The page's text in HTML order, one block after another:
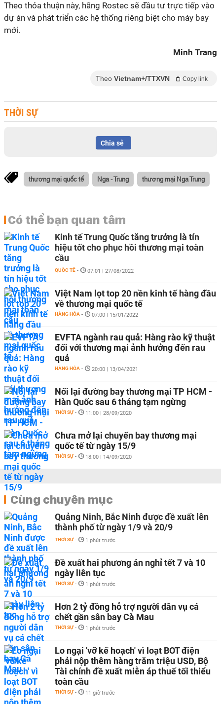
Theo thỏa thuận này, hãng Rostec sẽ đầu tư trực tiếp vào
dự án và phát triển các hệ thống riêng biệt cho máy bay
mới.
Minh Trang
Theo Vietnam+/TTXVN Copy link
THỜI SỰ
Chia sẻ
thương mại quốc tế Nga - Trung thương mại Nga Trung
Có thể bạn quan tâm
Kinh tế Trung Quốc tăng trưởng là tín
hiệu tốt cho phục hồi thương mại toàn
cầu
QUỐC TẾ - 07:01 | 27/08/2022
Việt Nam lọt top 20 nền kinh tế hàng đầu
về thương mại quốc tế
HÀNG HÓA - 07:00 | 15/01/2022
EVFTA ngành rau quả: Hàng rào kỹ thuật
đối với thương mại ảnh hưởng đến rau
quả
HÀNG HÓA - 20:00 | 13/04/2021
Nối lại đường bay thương mại TP HCM -
Hàn Quốc sau 6 tháng tạm ngừng
THỜI SỰ - 11:00 | 28/09/2020
Chưa mở lại chuyến bay thương mại
quốc tế từ ngày 15/9
THỜI SỰ - 18:00 | 14/09/2020
Cùng chuyên mục
Quảng Ninh, Bắc Ninh được đề xuất lên
thành phố từ ngày 1/9 và 20/9
THỜI SỰ - 1 phút trước
Đề xuất hai phương án nghỉ tết 7 và 10
ngày liên tục
THỜI SỰ - 1 phút trước
Hơn 2 tỷ đồng hỗ trợ người dân vụ cá
chết gần sân bay Cà Mau
THỜI SỰ - 1 phút trước
Lo ngại 'vỡ kế hoạch' vì loạt BOT điện
phải nộp thêm hàng trăm triệu USD, Bộ
Tài chính đề xuất miễn áp thuế tối thiểu
toàn cầu
THỜI SỰ - 11 giờ trước